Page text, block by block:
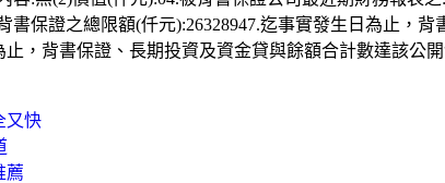
書保證之總限額(仟元):26328947.迄事實發生日為止，
，背書保證、長期投資及資金貸與餘額合計數達該公
又快
薦